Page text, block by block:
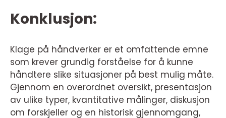
Konklusjon:
Klage på håndverker er et omfattende emne
som krever grundig forståelse for å kunne
håndtere slike situasjoner på best mulig måte.
Gjennom en overordnet oversikt, presentasjon
av ulike typer, kvantitative målinger, diskusjon
om forskjeller og en historisk gjennomgang,